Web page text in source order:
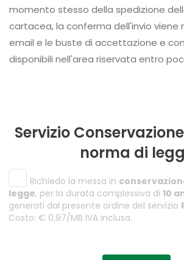
momento stesso della spedizione della raccomandata
cartacea, la conferma dell'invio viene
email e le buste di accettazione e
disponibili nell'area
Servizio
norma di
Richiedo la messa in
legge, per la durata complessiva di 10
generati dal presente ordine del servizio
Costo: € 0,97/MB IVA inclusa.